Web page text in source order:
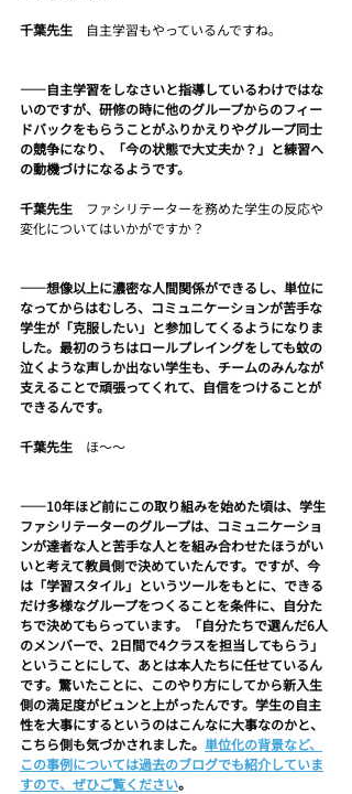
千葉先生 自主学習もやっているんですね。
――自主学習をしなさいと指導しているわけではな
いのですが、研修の時に他のグループからのフィー
ドバックをもらうことがふりかえりやグループ同士
の競争になり、「今の状態で大丈夫か？」と練習へ
の動機づけになるようです。
千葉先生 ファシリテーターを務めた学生の反応や
変化についてはいかがですか？
――想像以上に濃密な人間関係ができるし、単位に
なってからはむしろ、コミュニケーションが苦手な
学生が「克服したい」と参加してくるようになりま
した。最初のうちはロールプレイングをしても蚊の
泣くような声しか出ない学生も、チームのみんなが
支えることで頑張ってくれて、自信をつけることが
できるんです。
千葉先生 ほ～～
――10年ほど前にこの取り組みを始めた頃は、学生
ファシリテーターのグループは、コミュニケーショ
ンが達者な人と苦手な人とを組み合わせたほうがい
いと考えて教員側で決めていたんです。ですが、今
は「学習スタイル」というツールをもとに、できる
だけ多様なグループをつくることを条件に、自分た
ちで決めてもらっています。「自分たちで選んだ6人
のメンバーで、2日間で4クラスを担当してもらう」
ということにして、あとは本人たちに任せているん
です。驚いたことに、このやり方にしてから新入生
側の満足度がビュンと上がったんです。学生の自主
性を大事にするというのはこんなに大事なのかと、
こちら側も気づかされました。 単位化の背景など、
この事例については過去のブログでも紹介していま
すので、ぜひご覧ください。